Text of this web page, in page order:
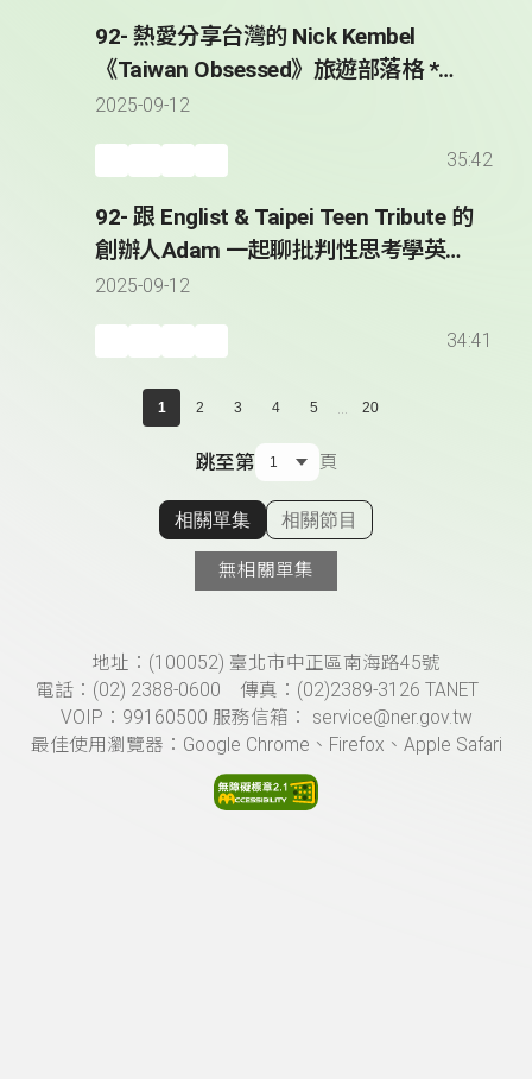
92- 熱愛分享台灣的 Nick Kembel
《Taiwan Obsessed》旅遊部落格 *
Sharing His Taiwan Obsession with
2025-09-12
35:42
92- 跟 Englist & Taipei Teen Tribute 的
創辦人Adam 一起聊批判性思考學英文
* Adam Hatch - Founder of Englist &
2025-09-12
34:41
1 2 3 4 5 ... 20
跳至第 頁
顯示相關單集
相關單集 相關節目
無相關單集
頁尾資訊地址：(100052) 臺北市中正區南海路45號
電話：(02) 2388-0600 傳真：(02)2389-3126 TANET
VOIP：99160500 服務信箱： service@ner.gov.tw
最佳使用瀏覽器：Google Chrome、Firefox、Apple Safari